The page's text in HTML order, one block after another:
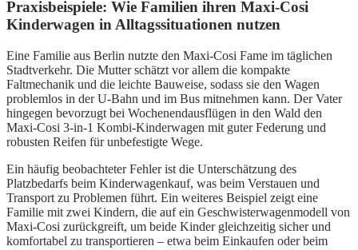
Praxisbeispiele: Wie Familien ihren Maxi-Cosi
Kinderwagen in Alltagssituationen nutzen
Eine Familie aus Berlin nutzte den Maxi-Cosi Fame im täglichen
Stadtverkehr. Die Mutter schätzt vor allem die kompakte
Faltmechanik und die leichte Bauweise, sodass sie den Wagen
problemlos in der U-Bahn und im Bus mitnehmen kann. Der Vater
hingegen bevorzugt bei Wochenendausflügen in den Wald den
Maxi-Cosi 3-in-1 Kombi-Kinderwagen mit guter Federung und
robusten Reifen für unbefestigte Wege.
Ein häufig beobachteter Fehler ist die Unterschätzung des
Platzbedarfs beim Kinderwagenkauf, was beim Verstauen und
Transport zu Problemen führt. Ein weiteres Beispiel zeigt eine
Familie mit zwei Kindern, die auf ein Geschwisterwagenmodell von
Maxi-Cosi zurückgreift, um beide Kinder gleichzeitig sicher und
komfortabel zu transportieren – etwa beim Einkaufen oder beim